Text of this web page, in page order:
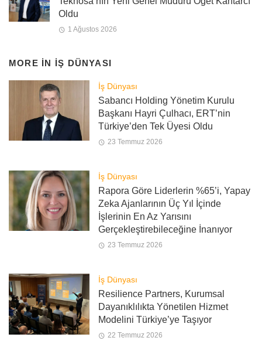
Oldu
1 Ağustos 2026
MORE IN İŞ DÜNYASI
İş Dünyası
Sabancı Holding Yönetim Kurulu
Başkanı Hayri Çulhacı, ERT’nin
Türkiye’den Tek Üyesi Oldu
23 Temmuz 2026
İş Dünyası
Rapora Göre Liderlerin %65’i, Yapay
Zeka Ajanlarının Üç Yıl İçinde
İşlerinin En Az Yarısını
Gerçekleştirebileceğine İnanıyor
23 Temmuz 2026
İş Dünyası
Resilience Partners, Kurumsal
Dayanıklılıkta Yönetilen Hizmet
Modelini Türkiye’ye Taşıyor
22 Temmuz 2026